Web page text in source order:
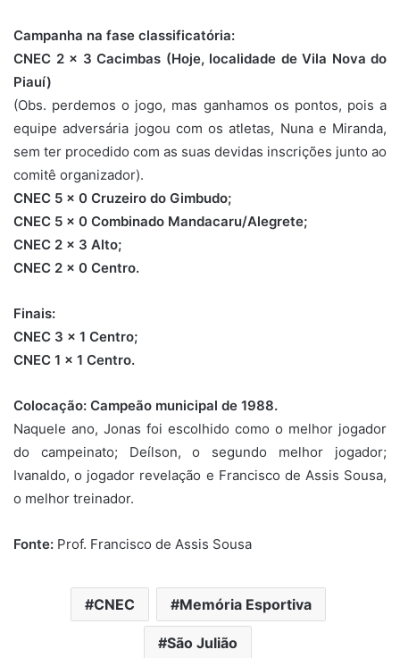
Campanha na fase classificatória:
CNEC 2 x 3 Cacimbas (Hoje, localidade de Vila Nova do
Piauí)
(Obs. perdemos o jogo, mas ganhamos os pontos, pois a
equipe adversária jogou com os atletas, Nuna e Miranda,
sem ter procedido com as suas devidas inscrições junto ao
comitê organizador).
CNEC 5 x 0 Cruzeiro do Gimbudo;
CNEC 5 x 0 Combinado Mandacaru/Alegrete;
CNEC 2 x 3 Alto;
CNEC 2 x 0 Centro.
Finais:
CNEC 3 x 1 Centro;
CNEC 1 x 1 Centro.
Colocação: Campeão municipal de 1988.
Naquele ano, Jonas foi escolhido como o melhor jogador
do campeinato; Deílson, o segundo melhor jogador;
Ivanaldo, o jogador revelação e Francisco de Assis Sousa,
o melhor treinador.
Fonte: Prof. Francisco de Assis Sousa
CNEC Memória Esportiva
São Julião